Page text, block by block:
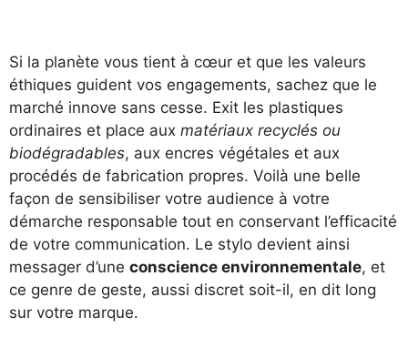
Si la planète vous tient à cœur et que les valeurs
éthiques guident vos engagements, sachez que le
marché innove sans cesse. Exit les plastiques
ordinaires et place aux matériaux recyclés ou
biodégradables, aux encres végétales et aux
procédés de fabrication propres. Voilà une belle
façon de sensibiliser votre audience à votre
démarche responsable tout en conservant l’efficacité
de votre communication. Le stylo devient ainsi
messager d’une conscience environnementale, et
ce genre de geste, aussi discret soit-il, en dit long
sur votre marque.